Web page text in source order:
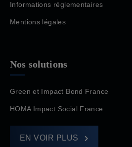
Informations réglementaires
Mentions légales
Nos solutions
Green et Impact Bond France
HOMA Impact Social France
EN VOIR PLUS